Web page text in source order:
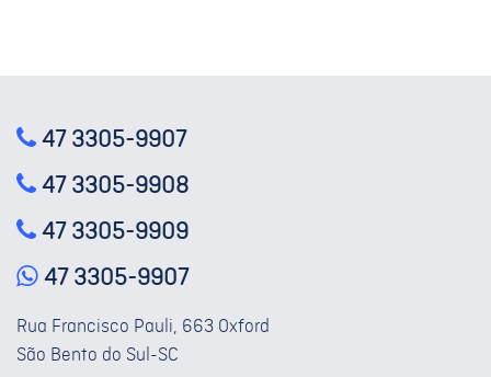
47 3305-9907
47 3305-9908
47 3305-9909
47 3305-9907
Rua Francisco Pauli, 663 Oxford
São Bento do Sul-SC